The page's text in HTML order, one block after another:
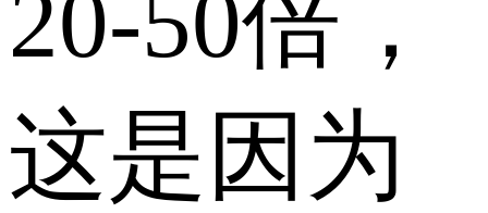
20-50倍，
这是因为